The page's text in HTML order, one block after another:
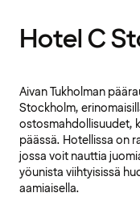
Hotel C
Aivan Tukholman
Stockholm,
ostosmahdollisuudet,
päässä. Hotellissa on
jossa voit nauttia
yöunista viihtyisissä
aamiaisella.